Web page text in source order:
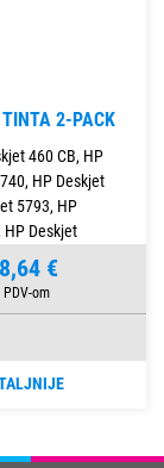
2-PACK
460 CB, HP
HP Deskjet
5793, HP
HP Deskjet
€